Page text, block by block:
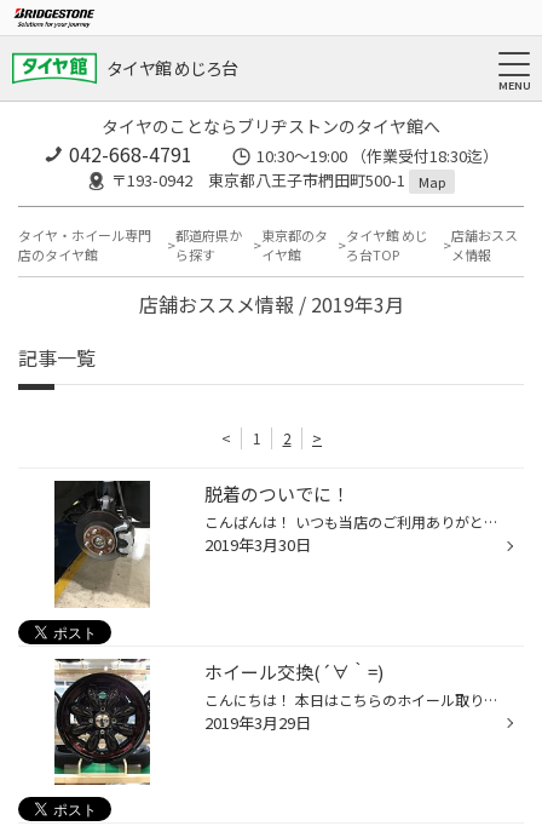
タイヤ館 めじろ台
タイヤのことならブリヂストンのタイヤ館へ
042-668-4791
10:30～19:00 （作業受付18:30迄）
〒193-0942 東京都八王子市椚田町500-1
Map
タイヤ・ホイール専門
店のタイヤ館
都道府県か
ら探す
東京都のタ
イヤ館
タイヤ館 めじ
ろ台TOP
店舗おスス
メ情報
店舗おススメ情報 / 2019年3月
記事一覧
< 1 2 >
脱着のついでに！
こんばんは！ いつも当店のご利用ありがとうございます(^^) 暖かくなり脱着のシーズン真っ只中ですが、普段目に見えないタイヤの付いている位置やマフラー等の下回りのメンテナンスは出来ていますか？ 因みに下記の写真がタイヤが付いているハブと言う部分です！ このように意外と錆びている車って...
2019年3月30日
ホイール交換(´∀｀=)
こんにちは！ 本日はこちらのホイール取り付けをさせていただきました。 ブラックベースにレッドリボン(^_^) とってもオシャレで格好良くお客様にも大変満足なご感想をいただきました。 陽に当たるとブラック色の部分が少し赤く光って見えるところもポイントです！ 限定カラーの為早い者勝ちです！ ...
2019年3月29日